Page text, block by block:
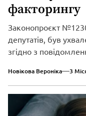
факторингу
Законопроєкт
депутатів, був
згідно з
Новікова Вероніка 3